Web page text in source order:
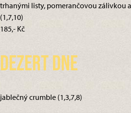
trhanými listy, pomerančovou zálivkou
(1,7,10)
185,- Kč
Dezert dne
jablečný crumble (1,3,7,8)